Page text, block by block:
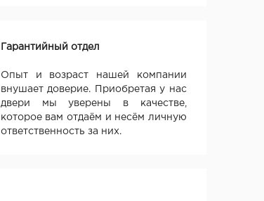
Гарантийный отдел
Опыт и возраст нашей компании
внушает доверие. Приобретая у нас
двери мы уверены в качестве,
которое вам отдаём и несём личную
ответственность за них.